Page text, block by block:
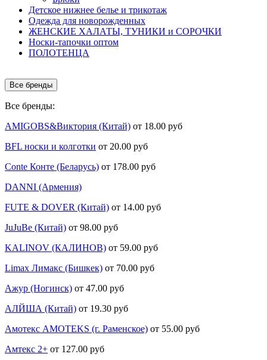
Детское нижнее белье и трикотаж
Одежда для новорожденных
ЖЕНСКИЕ ХАЛАТЫ, ТУНИКИ и СОРОЧКИ
Носки-тапочки оптом
ПОЛОТЕНЦА
Все бренды
Все бренды:
AMIGOBS&Виктория (Китай) от 18.00 руб
BFL носки и колготки от 20.00 руб
Conte Конте (Беларусь) от 178.00 руб
DANNI (Армения)
FUTE & DOVER (Китай) от 14.00 руб
JuJuBe (Китай) от 98.00 руб
KALINOV (КАЛИНОВ) от 59.00 руб
Limax Лимакс (Бишкек) от 70.00 руб
Ажур (Ногинск) от 47.00 руб
АЛЙША (Китай) от 19.30 руб
Амотекс AMOTEKS (г. Раменское) от 55.00 руб
Амтекс 2+ от 127.00 руб